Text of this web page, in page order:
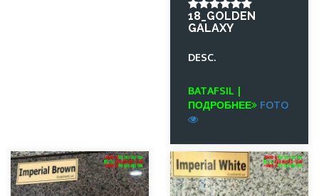
18_GOLDEN
GALAXY
DESC.
BATAFSIL |
ПОДРОБНЕЕ
FOTO